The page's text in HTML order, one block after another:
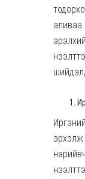
аливаа